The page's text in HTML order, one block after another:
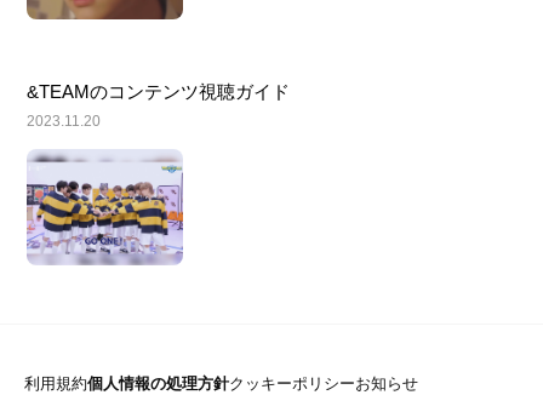
&TEAMのコンテンツ視聴ガイド
2023.11.20
利用規約個人情報の処理方針クッキーポリシーお知らせ